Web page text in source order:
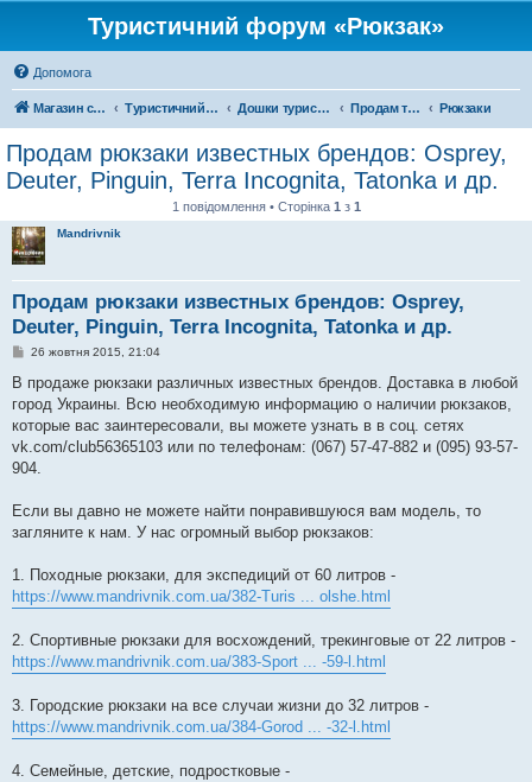
Туристичний форум «Рюкзак»
Допомога
Магазин спорядження Туристичний форум «Рюкзак» Дошки туристичних оголошень Продам туристичне спорядження Рюкзаки
Продам рюкзаки известных брендов: Osprey,
Deuter, Pinguin, Terra Incognita, Tatonka и др.
1 повідомлення • Сторінка 1 з 1
Mandrivnik
Продам рюкзаки известных брендов: Osprey,
Deuter, Pinguin, Terra Incognita, Tatonka и др.
П
в
д
о
л
е
я
26 жовтня 2015, 21:04
В продаже рюкзаки различных известных брендов. Доставка в любой
город Украины. Всю необходимую информацию о наличии рюкзаков,
которые вас заинтересовали, вы можете узнать в в соц. сетях
vk.com/club56365103 или по телефонам: (067) 57-47-882 и (095) 93-57-
904.
Если вы давно не можете найти понравившуюся вам модель, то
загляните к нам. У нас огромный выбор рюкзаков:
1. Походные рюкзаки, для экспедиций от 60 литров -
https://www.mandrivnik.com.ua/382-Turis ... olshe.html
2. Спортивные рюкзаки для восхождений, трекинговые от 22 литров -
https://www.mandrivnik.com.ua/383-Sport ... -59-l.html
3. Городские рюкзаки на все случаи жизни до 32 литров -
https://www.mandrivnik.com.ua/384-Gorod ... -32-l.html
4. Семейные, детские, подростковые -